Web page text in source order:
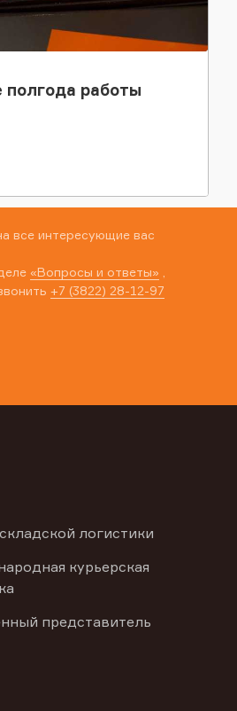
работы
все интересующие вас
«Вопросы и ответы»
+7 (3822) 28-12-97
логистики
курьерская
представитель